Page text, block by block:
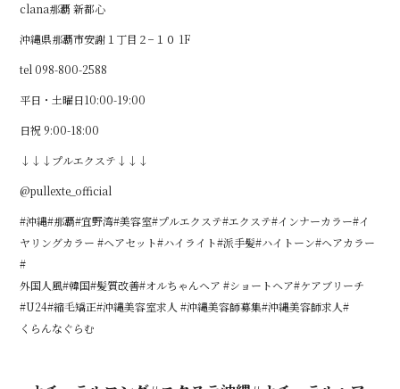
clana那覇 新都心
沖縄県那覇市安謝１丁目２−１０ 1F
tel 098-800-2588
平日・土曜日10:00-19:00
日祝 9:00-18:00
↓↓↓プルエクステ↓↓↓
@pullexte_official
#沖縄#那覇#宜野湾#美容室#プルエクステ#エクステ#インナーカラー#イ
ヤリングカラー #ヘアセット#ハイライト#派手髪#ハイトーン#ヘアカラー
#
外国人風#韓国#髪質改善#オルちゃんヘア #ショートヘア#ケアブリーチ
#U24#縮毛矯正#沖縄美容室求人 #沖縄美容師募集#沖縄美容師求人#
くらんなぐらむ